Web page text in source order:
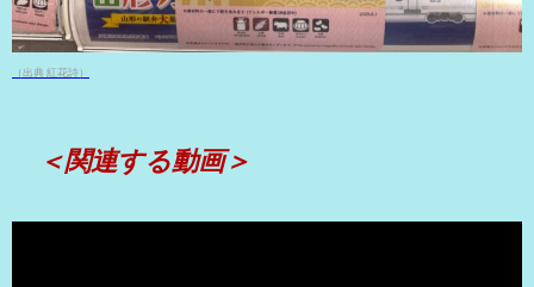
（出典 紅花詩）
＜関連する動画＞